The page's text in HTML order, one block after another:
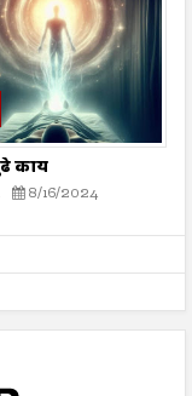
काय
8/16/2024